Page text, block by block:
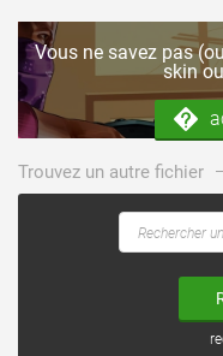
Vous ne savez pas
skin
Trouvez un autre fichier